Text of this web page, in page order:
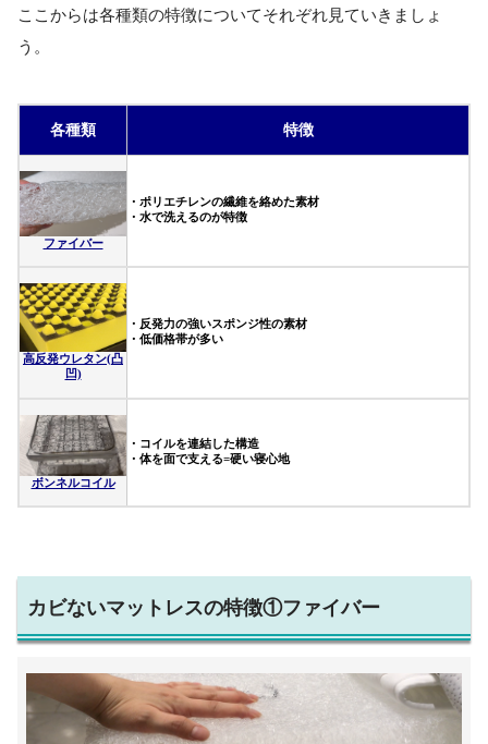
ここからは各種類の特徴についてそれぞれ見ていきましょ
う。
各種類 特徴
ファイバー
・ポリエチレンの繊維を絡めた素材
・水で洗えるのが特徴
高反発ウレタン(凸
凹)
・反発力の強いスポンジ性の素材
・低価格帯が多い
ボンネルコイル
・コイルを連結した構造
・体を面で支える=硬い寝心地
カビないマットレスの特徴①ファイバー